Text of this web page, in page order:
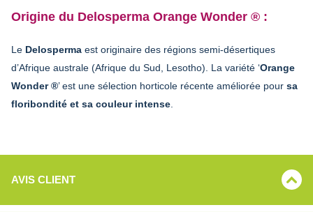
Origine du Delosperma Orange Wonder ® :
Le Delosperma est originaire des régions semi-désertiques
d’Afrique australe (Afrique du Sud, Lesotho). La variété ‘Orange
Wonder ®’ est une sélection horticole récente améliorée pour sa
floribondité et sa couleur intense
AVIS CLIENT